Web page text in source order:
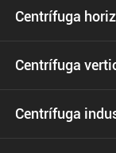
Centrífuga
Centrífuga
Centrífuga